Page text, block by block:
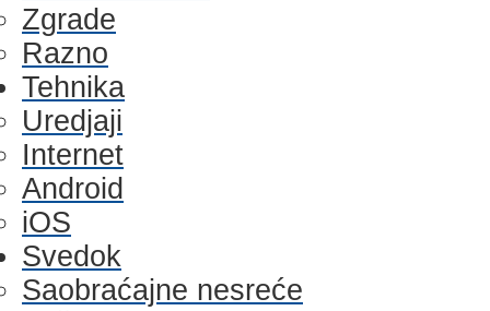
Zgrade
Razno
Tehnika
Uredjaji
Internet
Android
iOS
Svedok
Saobraćajne nesreće